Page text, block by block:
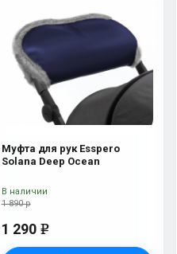
Муфта для рук Esspero
Solana Deep Ocean
1 890 р
1 290 e
В наличии